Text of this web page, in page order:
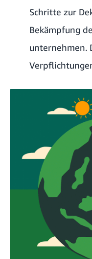
Schritte zur
Bekämpfung
unternehmen.